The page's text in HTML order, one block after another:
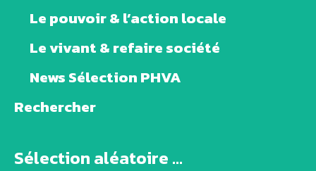
Le pouvoir & l’action locale
Le vivant & refaire société
News Sélection PHVA
Rechercher
Sélection aléatoire ...